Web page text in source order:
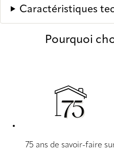
Caractéristiques
Pourquoi
75 ans de savoir-faire